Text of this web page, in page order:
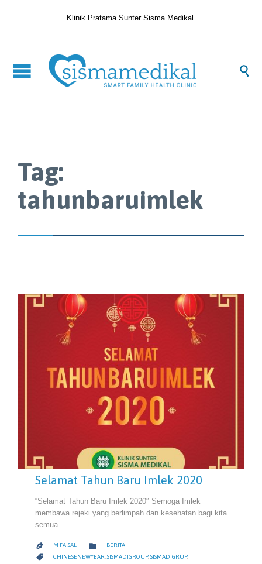
Klinik Pratama Sunter Sisma Medikal

Tag:
tahunbaruimlek
Selamat Tahun Baru Imlek 2020
“Selamat Tahun Baru Imlek 2020″ Semoga Imlek
membawa rejeki yang berlimpah dan kesehatan bagi kita
semua.
 M FAISAL  CATEGORY
BERITA
 CATEGORY
CHINESENEWYEAR,SISMADIGROUP,SISMADIGRUP,